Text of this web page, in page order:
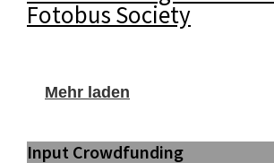
Fotobus Society
Mehr laden
Input Crowdfunding